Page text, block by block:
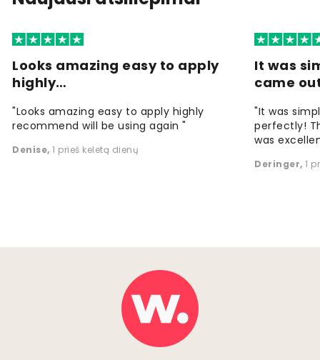
Looks amazing easy to apply
highly…
"Looks amazing easy to apply highly
recommend will be using again "
Denise, 1 prieš keletą dienų
It was
came
"It was
perfectly!
was
Deringer, 1